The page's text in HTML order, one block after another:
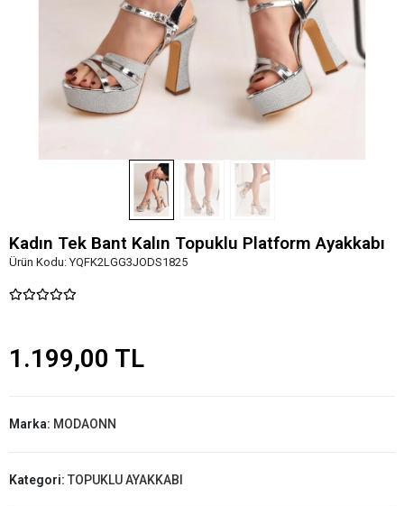
Kadın Tek Bant Kalın Topuklu Platform Ayakkabı
Ürün Kodu:YQFK2LGG3JODS1825
1.199,00 TL
Marka: MODAONN
Kategori: TOPUKLU AYAKKABI